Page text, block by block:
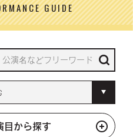
GUIDE
目から探す